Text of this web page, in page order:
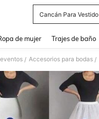
Cancán Para Vestido
de mujer Trajes de baño
/ Accesorios para bodas /